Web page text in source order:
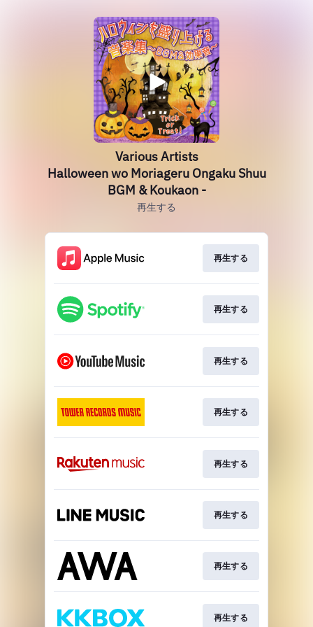
Various Artists
Halloween wo Moriageru Ongaku Shuu
BGM & Koukaon -
再生する
再生する
再生する
再生する
再生する
再生する
再生する
再生する
再生する